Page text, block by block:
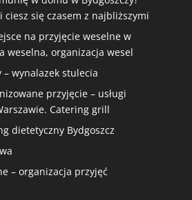
ciesz się czasem z najbliższymi
na przyjęcie weselne w
weselna, organizacja wesel
– wynalazek stulecia
przyjęcie – usługi
Catering grill
dietetyczny Bydgoszcz
– organizacja przyjęć